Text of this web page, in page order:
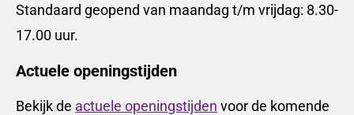
Standaard geopend van maandag t/m vrijdag: 8.30-
17.00 uur.
Actuele openingstijden
Bekijk de actuele openingstijden voor de komende